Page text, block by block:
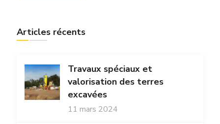
Articles récents
Travaux spéciaux et
valorisation des terres
excavées
11 mars 2024